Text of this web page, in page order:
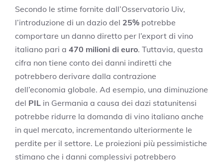
Secondo le stime fornite dall’Osservatorio Uiv,
l’introduzione di un dazio del 25% potrebbe
comportare un danno diretto per l’export di vino
italiano pari a 470 milioni di euro. Tuttavia, questa
cifra non tiene conto dei danni indiretti che
potrebbero derivare dalla contrazione
dell’economia globale. Ad esempio, una diminuzione
del PIL in Germania a causa dei dazi statunitensi
potrebbe ridurre la domanda di vino italiano anche
in quel mercato, incrementando ulteriormente le
perdite per il settore. Le proiezioni più pessimistiche
stimano che i danni complessivi potrebbero